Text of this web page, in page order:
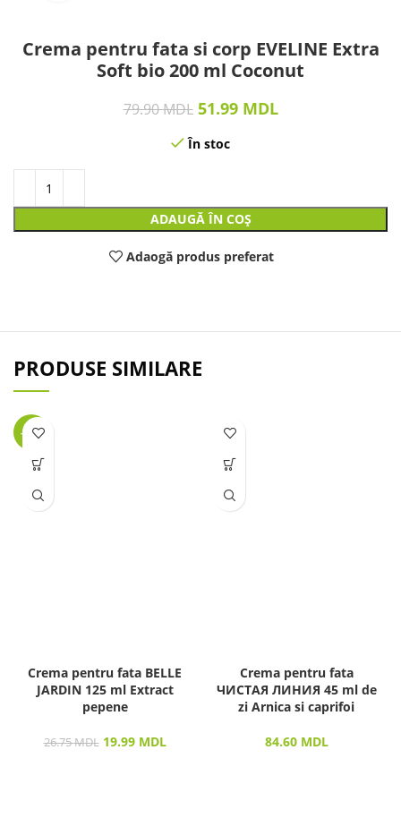
Crema pentru fata si corp EVELINE Extra
Soft bio 200 ml Coconut
79.90MDL 51.99 MDL
În stoc
ADAUGĂ ÎN COȘ
Adaogă produs preferat
PRODUSE SIMILARE
-25%
Crema pentru fata BELLE
JARDIN 125 ml Extract
pepene
26.75MDL 19.99 MDL
Crema pentru fata
ЧИСТАЯ ЛИНИЯ 45 ml de
zi Arnica si caprifoi
84.60 MDL